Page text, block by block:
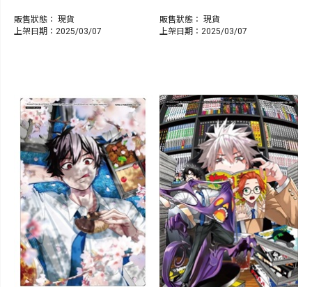
販售狀態： 現貨
上架日期：2025/03/07
販售狀態： 現貨
上架日期：2025/03/07